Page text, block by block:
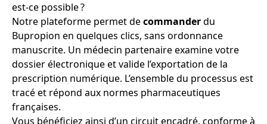
est-ce possible ?
Notre plateforme permet decommanderdu
Bupropion en quelques clics, sans ordonnance
manuscrite. Un médecin partenaire examine votre
dossier électronique et valide l’exportation de la
prescription numérique. L’ensemble du processus est
tracé et répond aux normes pharmaceutiques
françaises.
Vous bénéficiez ainsi d’un circuit encadré, conforme à